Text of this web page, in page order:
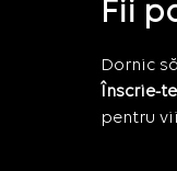
Fii
Dornic
Înscrie-
pentru